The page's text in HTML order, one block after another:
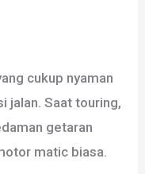
cukup nyaman
jalan. Saat touring,
getaran
matic biasa.